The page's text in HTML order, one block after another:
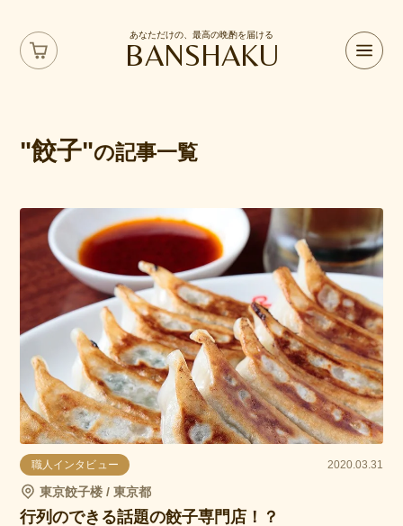
あなただけの、最高の晩酌を届ける
BANSHAKU
"餃子"の記事一覧
職人インタビュー 2020.03.31
東京餃子楼 / 東京都
行列のできる話題の餃子専門店！？